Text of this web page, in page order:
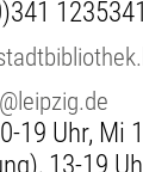
1235341
19 Uhr, Mi
13-19